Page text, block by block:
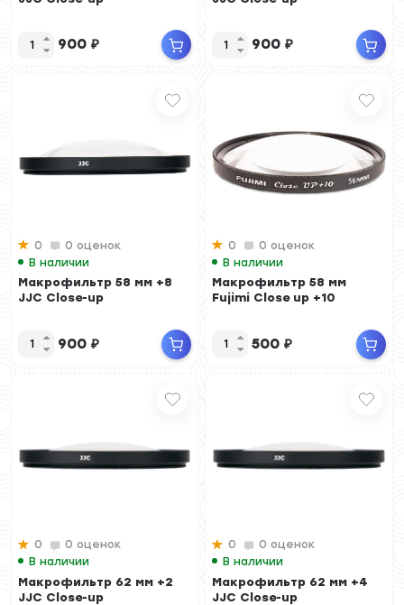
900 ₽ 900 ₽
0
0 оценок
В наличии
Макрофильтр 58 мм +8
JJC Close-up
900 ₽
0
0 оценок
В наличии
Макрофильтр 58 мм
Fujimi Close up +10
500 ₽
0
0 оценок
В наличии
Макрофильтр 62 мм +2
JJC Close-up
0
0 оценок
В наличии
Макрофильтр 62 мм +4
JJC Close-up